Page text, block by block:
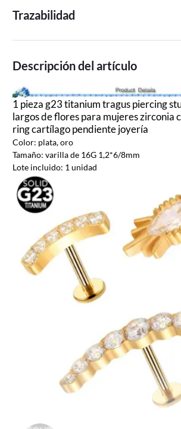
Trazabilidad
Descripción del artículo
1 pieza g23 titanium tragus piercing
largos de flores para mujeres zirconia
ring cartílago pendiente joyería
Color: plata, oro
Tamaño: varilla de 16G 1,2*6/8mm
Lote incluido: 1 unidad